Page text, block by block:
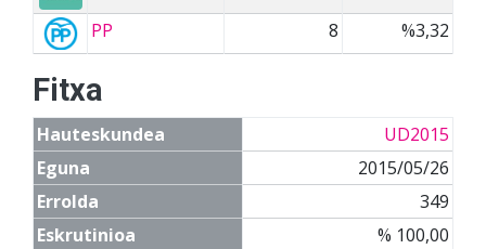
PP
8 %3,32
Fitxa
Hauteskundea
UD2015
Eguna
2015/05/26
Errolda
349
Eskrutinioa
% 100,00